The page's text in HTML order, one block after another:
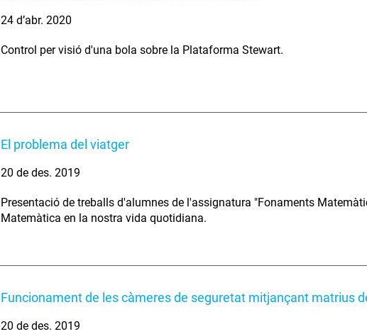
24 d’abr. 2020
Control per visió d'una bola sobre la Plataforma Stewart.
El problema del viatger
20 de des. 2019
Presentació de treballs d'alumnes de l'assignatura "Fonaments
Matemàtica en la nostra vida quotidiana.
Funcionament de les càmeres de seguretat mitjançant matrius
20 de des. 2019